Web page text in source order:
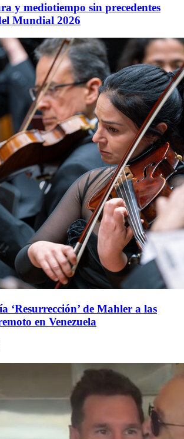
y mediotiempo sin precedentes
Mundial 2026
‘Resurrección’ de Mahler a las
en Venezuela